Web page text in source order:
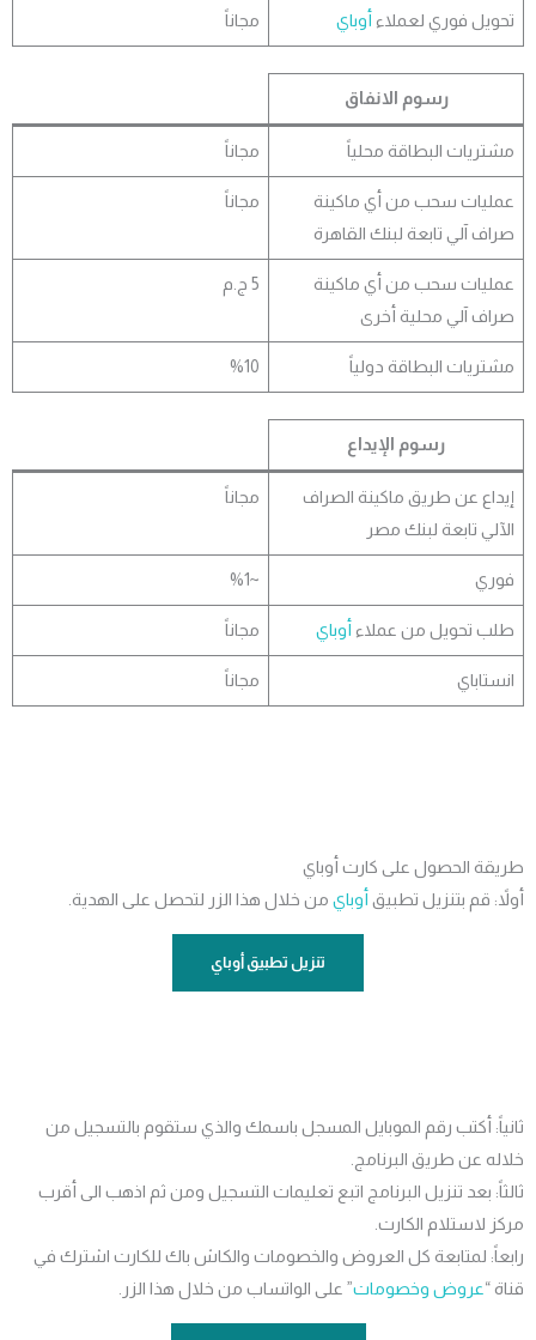
فوري لعملاءأوباي
رسوم الانفاق
البطاقة محلياً
سحب من أي ماكينة
آلي تابعة لبنك القاهرة
سحب من أي ماكينة
آلي محلية أخرى
البطاقة دولياً
رسوم الإيداع
عن طريق ماكينة الصراف
تابعة لبنك مصر
تحويل من عملاءأوباي
الحصول على كارت أوباي
قم بتنزيل تطبيقأوباي من خلال هذا الزر لتحصل على الهدية.
تنزيل تطبيق أوباي
أكتب رقم الموبايل المسجل باسمك والذي ستقوم بالتسجيل من
عن طريق البرنامج.
بعد تنزيل البرنامج اتبع تعليمات التسجيل ومن ثم اذهب الى أقرب
لاستلام الكارت.
لمتابعة كل العروض والخصومات والكاش باك للكارت اشترك في
“عروض وخصومات” على الواتساب من خلال هذا الزر.